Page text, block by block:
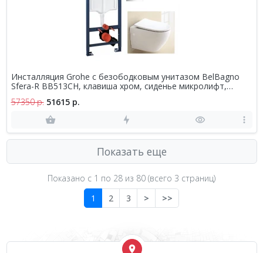
Инсталляция Grohe с безободковым унитазом BelBagno
Sfera-R BB513CH, клавиша хром, сиденье микролифт,
57350 р. 51615 р.
Показать еще
Показано с 1 по 28 из 80 (всего 3 страниц)
1
2 3 > >>